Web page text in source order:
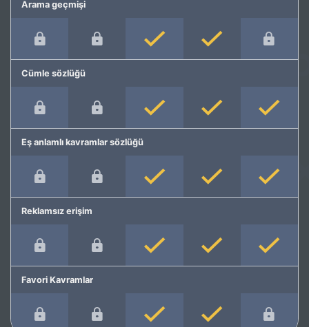
Arama geçmişi
Cümle sözlüğü
Eş anlamlı kavramlar sözlüğü
Reklamsız erişim
Favori Kavramlar